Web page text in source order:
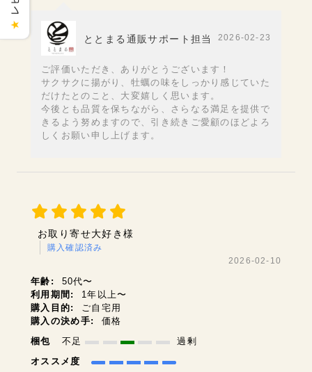
ととまる通販サポート担当 2026-02-23
ご評価いただき、ありがとうございます！
サクサクに揚がり、牡蠣の味をしっかり感じていた
だけたとのこと、大変嬉しく思います。
今後とも品質を保ちながら、さらなる満足を提供で
きるよう努めますので、引き続きご愛顧のほどよろ
しくお願い申し上げます。
お取り寄せ大好き様
購入確認済み
2026-02-10
年齢:
50代〜
利用期間:
1年以上〜
購入目的:
ご自宅用
購入の決め手:
価格
梱包
不足
過剰
オススメ度
★